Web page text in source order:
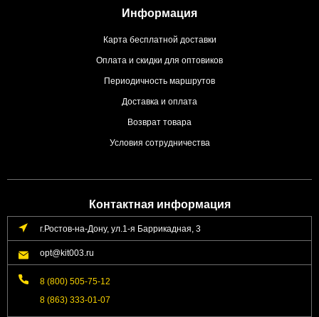
Информация
Карта бесплатной доставки
Оплата и скидки для оптовиков
Периодичность маршрутов
Доставка и оплата
Возврат товара
Условия сотрудничества
Контактная информация
г.Ростов-на-Дону, ул.1-я Баррикадная, 3
opt@kit003.ru
8 (800) 505-75-12
8 (863) 333-01-07